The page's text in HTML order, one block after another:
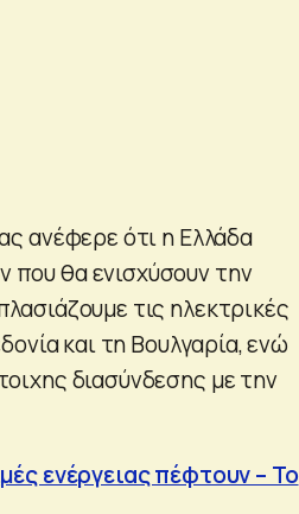
ανέφερε ότι η Ελλάδα
θα ενισχύσουν την
τις ηλεκτρικές
και τη Βουλγαρία, ενώ
διασύνδεσης με την
ενέργειας πέφτουν – Το